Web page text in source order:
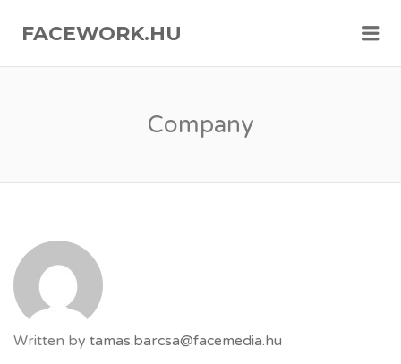
FACEWORK.HU
Company
Written by tamas.barcsa@facemedia.hu